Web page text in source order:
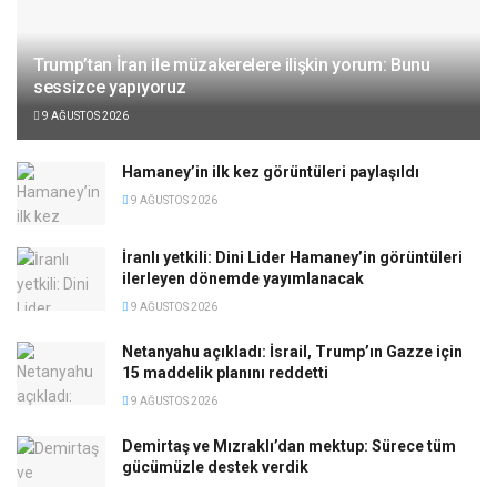
Trump’tan İran ile müzakerelere ilişkin yorum: Bunu
sessizce yapıyoruz
9 AĞUSTOS 2026
Hamaney’in ilk kez görüntüleri paylaşıldı
9 AĞUSTOS 2026
İranlı yetkili: Dini Lider Hamaney’in görüntüleri
ilerleyen dönemde yayımlanacak
9 AĞUSTOS 2026
Netanyahu açıkladı: İsrail, Trump’ın Gazze için
15 maddelik planını reddetti
9 AĞUSTOS 2026
Demirtaş ve Mızraklı’dan mektup: Sürece tüm
gücümüzle destek verdik